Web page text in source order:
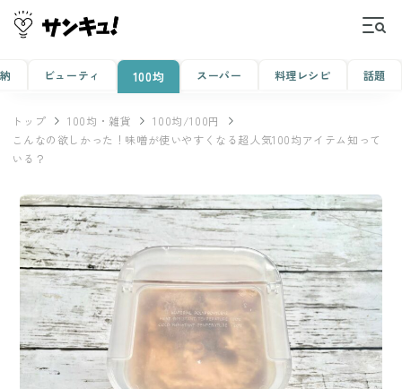
ビューティ 100均 スーパー 料理レシピ 話題
トップ 100均・雑貨
100均/100円
こんなの欲しかった！味噌が使いやすくなる超人気100均アイテム知って
いる？